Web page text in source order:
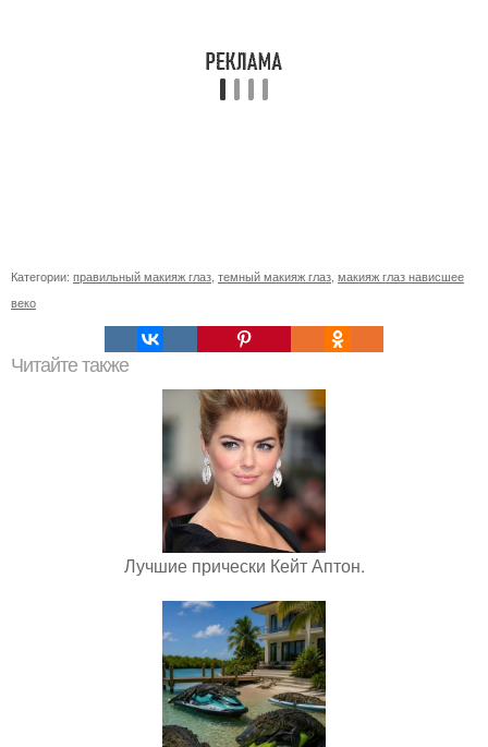
Категории: правильный макияж глаз темный макияж глаз макияж глаз нависшее
веко
Читайте также
Лучшие прически Кейт Аптон.